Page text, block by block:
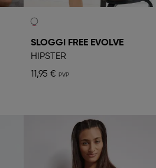
SLOGGI FREE EVOLVE
HIPSTER
11,95 €